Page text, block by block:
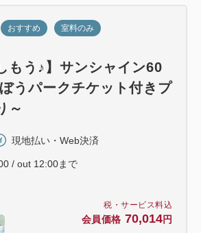
税・サービス料込
会員価格 70,014円
おすすめ 室料のみ
もう♪】サンシャイン60
うパークチケット付きプ
～
現地払い・Web決済
/ out 12:00まで